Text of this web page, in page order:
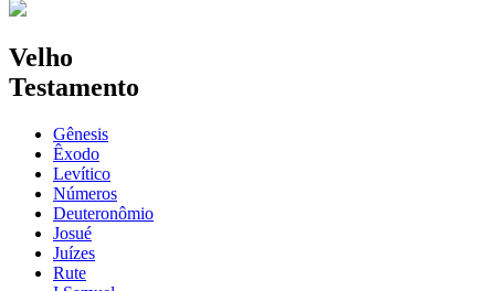
Velho
Testamento
Gênesis
Êxodo
Levítico
Números
Deuteronômio
Josué
Juízes
Rute